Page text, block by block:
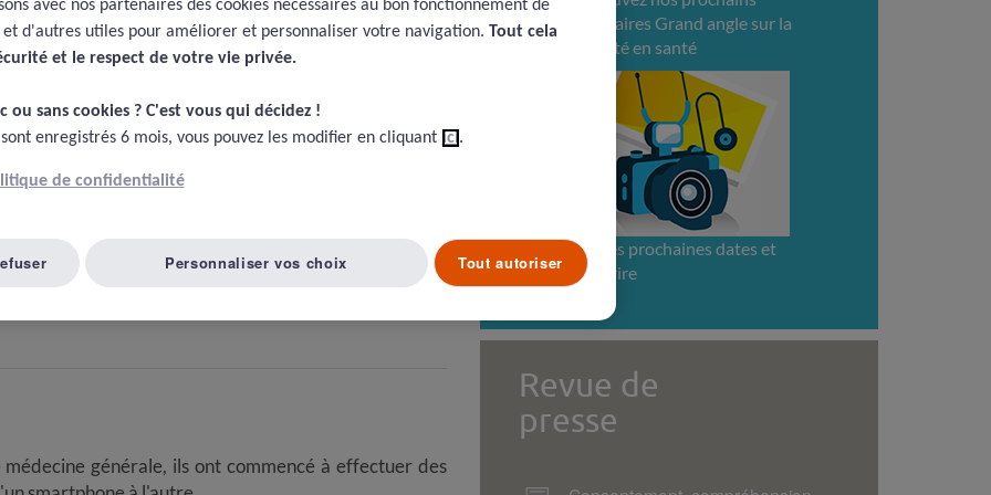
les soins primaires au
du COVID-19
Video consultations for covid-19.
générale, ils ont commencé à effectuer des
webinaires Grand angle sur la
sécurité en santé
Voir les prochaines dates et
s'inscrire
Revue de
presse
avec nos partenaires des cookies nécessaires au bon fonctionnement de
d'autres utiles pour améliorer et personnaliser votre navigation. Tout cela
et le respect de votre vie privée.​
ou sans cookies ? C'est vous qui décidez !​
enregistrés 6 mois, vous pouvez les modifier en cliquant ici.
de confidentialité
Tout autoriser
Personnaliser vos choix